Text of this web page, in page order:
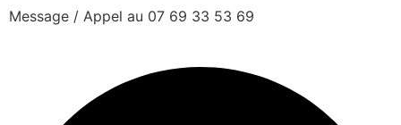
Message / Appel au 07 69 33 53 69